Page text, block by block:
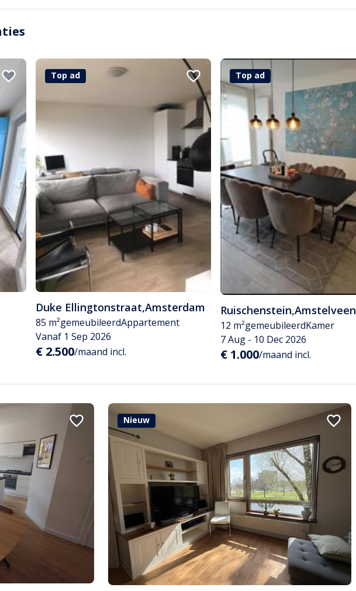
Top ad
Duke Ellingtonstraat,Amsterdam
85 m²gemeubileerdAppartement
Vanaf 1 Sep 2026
€ 2.500/maand incl.
Top ad
Ruischenstein,Amstelveen
12 m²gemeubileerdKamer
7 Aug - 10 Dec 2026
€ 1.000/maand incl.
Nieuw